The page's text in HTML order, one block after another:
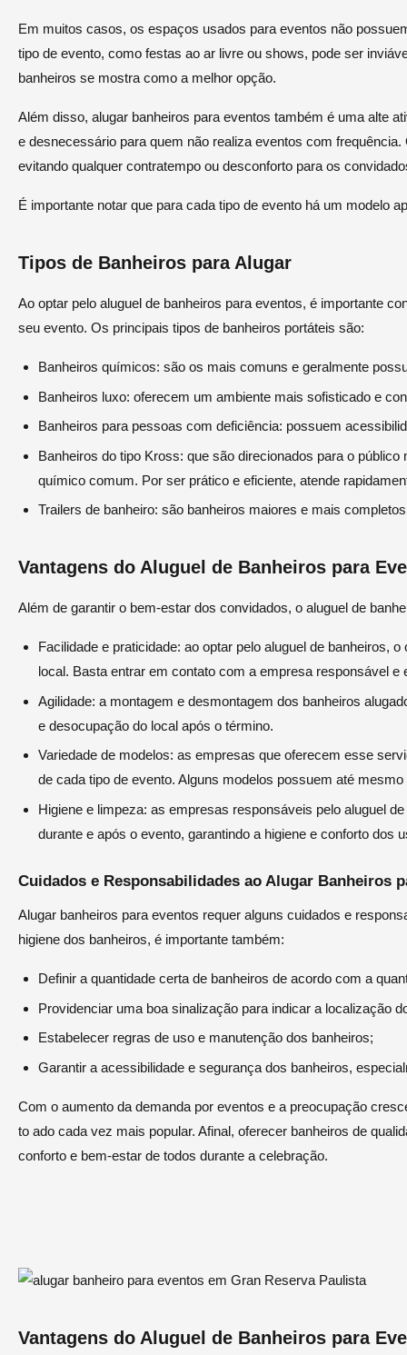
Em muitos casos, os espaços usados para eventos não
tipo de evento, como festas ao ar livre ou shows, pode ser
banheiros se mostra como a melhor opção.
Além disso, alugar banheiros para eventos também é uma alte
e desnecessário para quem não realiza eventos com
evitando qualquer contratempo ou desconforto para os
É importante notar que para cada tipo de evento há um modelo
Tipos de Banheiros para Alugar
Ao optar pelo aluguel de banheiros para eventos, é importante
seu evento. Os principais tipos de banheiros portáteis são:
Banheiros químicos: são os mais comuns e geralmente
Banheiros luxo: oferecem um ambiente mais sofisticado e
Banheiros para pessoas com deficiência: possuem
Banheiros do tipo Kross: que são direcionados para o
químico comum. Por ser prático e eficiente, atende
Trailers de banheiro: são banheiros maiores e mais
Vantagens do Aluguel de Banheiros para
Além de garantir o bem-estar dos convidados, o aluguel de
Facilidade e praticidade: ao optar pelo aluguel de banheiros,
local. Basta entrar em contato com a empresa responsável
Agilidade: a montagem e desmontagem dos banheiros
e desocupação do local após o término.
Variedade de modelos: as empresas que oferecem esse
de cada tipo de evento. Alguns modelos possuem até
Higiene e limpeza: as empresas responsáveis pelo aluguel
durante e após o evento, garantindo a higiene e conforto dos
Cuidados e Responsabilidades ao Alugar Banheiros
Alugar banheiros para eventos requer alguns cuidados e
higiene dos banheiros, é importante também:
Definir a quantidade certa de banheiros de acordo com a
Providenciar uma boa sinalização para indicar a localização
Estabelecer regras de uso e manutenção dos banheiros;
Garantir a acessibilidade e segurança dos banheiros,
Com o aumento da demanda por eventos e a preocupação
to ado cada vez mais popular. Afinal, oferecer banheiros de
conforto e bem-estar de todos durante a celebração.
Vantagens do Aluguel de Banheiros para